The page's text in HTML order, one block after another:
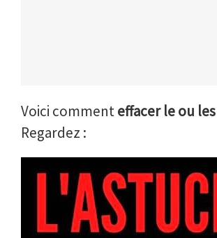
Voici commenteffacer le ou
Regardez :